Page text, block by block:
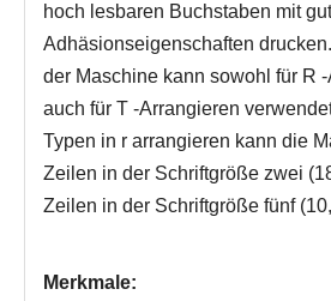
hoch lesbaren Buchstaben mit
Adhäsionseigenschaften
der Maschine kann sowohl für R
auch für T -Arrangieren
Typen in r arrangieren kann die
Zeilen in der Schriftgröße zwei
Zeilen in der Schriftgröße fünf
Merkmale: